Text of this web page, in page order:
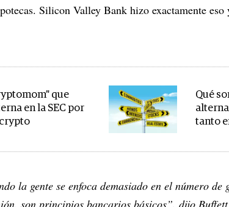
Silicon Valley Bank hizo exactamente
que
en la SEC por
Qué
tanto
la gente se enfoca demasiado en el número